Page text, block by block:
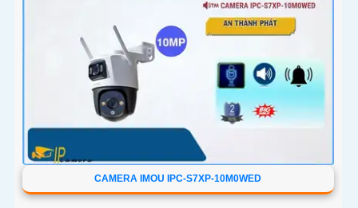
CAMERA IMOU IPC-S7XP-10M0WED